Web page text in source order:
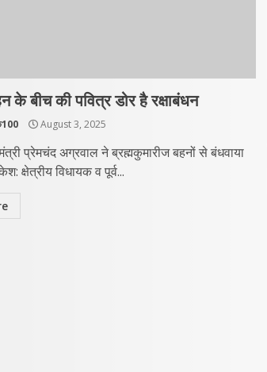
के बीच की पवित्र डोर है रक्षाबंधन
August 3, 2025
प्रेमचंद अग्रवाल ने ब्रह्मकुमारीज बहनों से बंधवाया
क्षेत्रीय विधायक व पूर्व...